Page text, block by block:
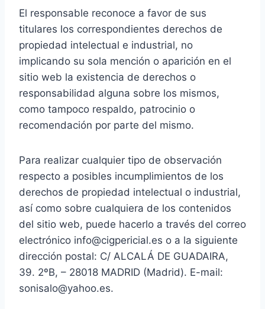
El responsable reconoce a favor de sus
titulares los correspondientes derechos de
propiedad intelectual e industrial, no
implicando su sola mención o aparición en el
sitio web la existencia de derechos o
responsabilidad alguna sobre los mismos,
como tampoco respaldo, patrocinio o
recomendación por parte del mismo.
Para realizar cualquier tipo de observación
respecto a posibles incumplimientos de los
derechos de propiedad intelectual o industrial,
así como sobre cualquiera de los contenidos
del sitio web, puede hacerlo a través del correo
electrónico info@cigpericial.es o a la siguiente
dirección postal: C/ ALCALÁ DE GUADAIRA,
39. 2ºB, – 28018 MADRID (Madrid). E-mail:
sonisalo@yahoo.es.